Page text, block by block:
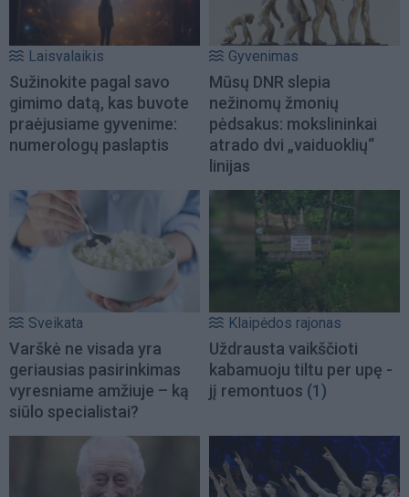
Laisvalaikis
Sužinokite pagal savo
gimimo datą, kas buvote
praėjusiame gyvenime:
numerologų paslaptis
Gyvenimas
Mūsų DNR slepia
nežinomų žmonių
pėdsakus: mokslininkai
atrado dvi „vaiduoklių“
linijas
Sveikata
Varškė ne visada yra
geriausias pasirinkimas
vyresniame amžiuje – ką
siūlo specialistai?
Klaipėdos rajonas
Uždrausta vaikščioti
kabamuoju tiltu per upę -
jį remontuos (1)